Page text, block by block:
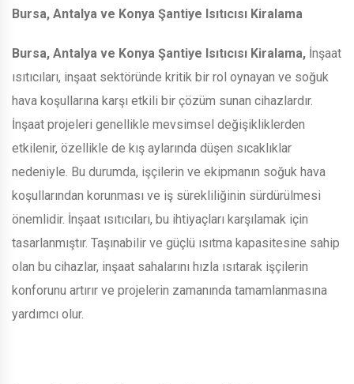
Bursa, Antalya ve Konya Şantiye Isıtıcısı Kiralama
Bursa, Antalya ve Konya Şantiye Isıtıcısı Kiralama, İnşaat
ısıtıcıları, inşaat sektöründe kritik bir rol oynayan ve soğuk
hava koşullarına karşı etkili bir çözüm sunan cihazlardır.
İnşaat projeleri genellikle mevsimsel değişikliklerden
etkilenir, özellikle de kış aylarında düşen sıcaklıklar
nedeniyle. Bu durumda, işçilerin ve ekipmanın soğuk hava
koşullarından korunması ve iş sürekliliğinin sürdürülmesi
önemlidir. İnşaat ısıtıcıları, bu ihtiyaçları karşılamak için
tasarlanmıştır. Taşınabilir ve güçlü ısıtma kapasitesine sahip
olan bu cihazlar, inşaat sahalarını hızla ısıtarak işçilerin
konforunu artırır ve projelerin zamanında tamamlanmasına
yardımcı olur.